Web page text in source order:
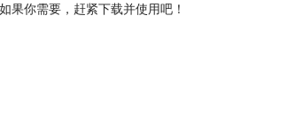
果你需要，赶紧下载并使用吧！